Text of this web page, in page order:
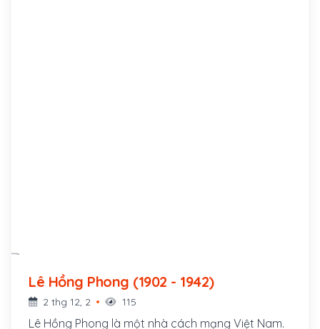
Lê Hồng Phong (1902 - 1942)
2 thg 12, 2 115
Lê Hồng Phong là một nhà cách mạng Việt Nam.